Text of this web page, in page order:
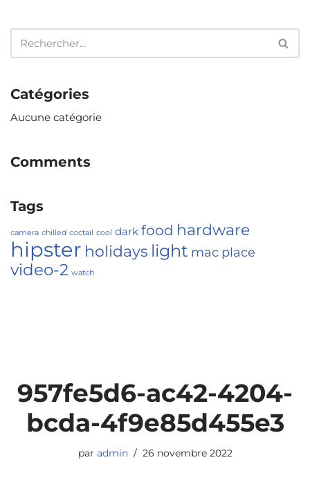
Catégories
Aucune catégorie
Comments
Tags
camera chilled coctail cool dark food hardware
hipster holidays light mac place
video-2 watch
957fe5d6-ac42-4204-
bcda-4f9e85d455e3
par admin 26 novembre 2022